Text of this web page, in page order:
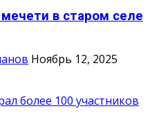
в старом селе
Ноябрь 12, 2025